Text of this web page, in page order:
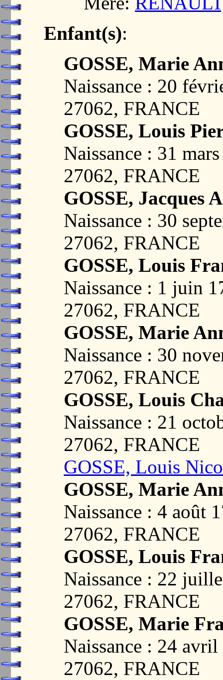
Enfant(s):
GOSSE, Marie
Naissance : 20
27062, FRANCE
GOSSE, Louis
Naissance : 31
27062, FRANCE
GOSSE, Jacques
Naissance : 30
27062, FRANCE
GOSSE, Louis
Naissance : 1 juin
27062, FRANCE
GOSSE, Marie
Naissance : 30
27062, FRANCE
GOSSE, Louis
Naissance : 21
27062, FRANCE
GOSSE, Louis
GOSSE, Marie
Naissance : 4 août
27062, FRANCE
GOSSE, Louis
Naissance : 22
27062, FRANCE
GOSSE, Marie
Naissance : 24
27062, FRANCE